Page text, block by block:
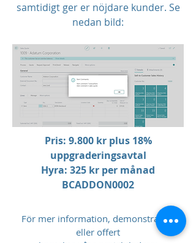
samtidigt ger er nöjdare kunder. Se
nedan bild:
Pris: 9.800 kr plus 18%
uppgraderingsavtal
Hyra: 325 kr per månad
BCADDON0002
För mer information, demonstration
eller offert